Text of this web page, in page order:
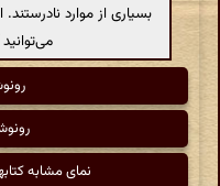
بسیاری از موارد
می‌توانید
نمای مشابه